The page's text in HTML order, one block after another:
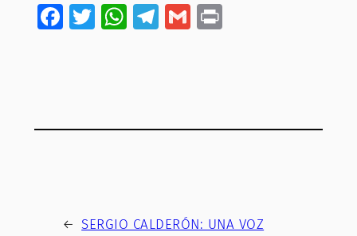
Facebook
Twitter
WhatsApp
Telegram
GmailPrint
← SERGIO CALDERÓN: UNA VOZ